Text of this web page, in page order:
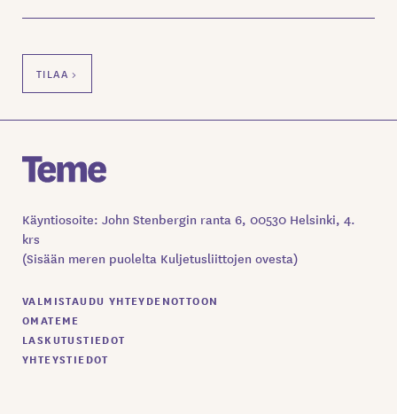
Käyntiosoite: John Stenbergin ranta 6, 00530 Helsinki, 4.
krs
(Sisään meren puolelta Kuljetusliittojen ovesta)
VALMISTAUDU YHTEYDENOTTOON
OMATEME
LASKUTUSTIEDOT
YHTEYSTIEDOT